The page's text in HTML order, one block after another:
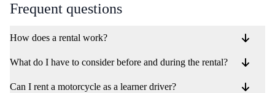
Frequent questions
How does a rental work?
What do I have to consider before and during the rental?
Can I rent a motorcycle as a learner driver?